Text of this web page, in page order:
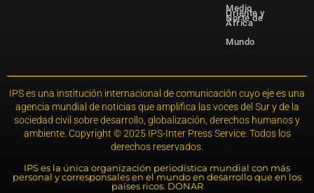
Medio
Oriente y
Norte de
África
Mundo
IPS es una institución internacional de comunicación cuyo eje es una
agencia mundial de noticias que amplifica las voces del Sur y de la
sociedad civil sobre desarrollo, globalización, derechos humanos y
ambiente. Copyright © 2025 IPS-Inter Press Service. Todos los
derechos reservados.
IPS es la única organización periodística mundial con más
personal y corresponsales en el mundo en desarrollo que en los
países ricos. DONAR